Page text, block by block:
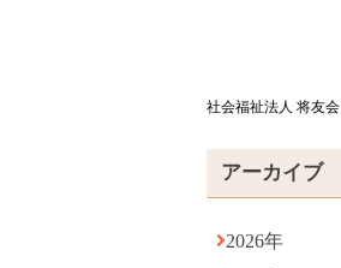
社会福祉法人 将友会
アーカイブ
2026年